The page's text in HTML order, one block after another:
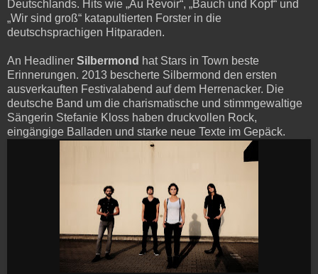
Deutschlands. Hits wie „Au Revoir“, „Bauch und Kopf“ und
„Wir sind groß“ katapultierten Forster in die
deutschsprachigen Hitparaden.
An Headliner Silbermond hat Stars in Town beste
Erinnerungen. 2013 bescherte Silbermond den ersten
ausverkauften Festivalabend auf dem Herrenacker. Die
deutsche Band um die charismatische und stimmgewaltige
Sängerin Stefanie Kloss haben druckvollen Rock,
eingängige Balladen und starke neue Texte im Gepäck.